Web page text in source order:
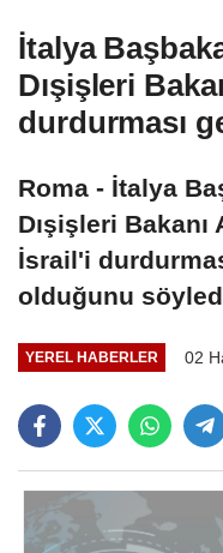
İtalya
Dışişleri
durdurması
Roma - İtalya
Dışişleri
İsrail'i
olduğunu
YEREL HABERLER 02